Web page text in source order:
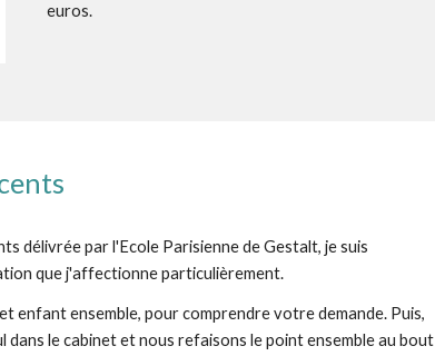
euros.
délivrée par l'Ecole Parisienne de Gestalt, je suis
que j'affectionne particulièrement.
enfant ensemble, pour comprendre votre demande. Puis,
le cabinet et nous refaisons le point ensemble au bout